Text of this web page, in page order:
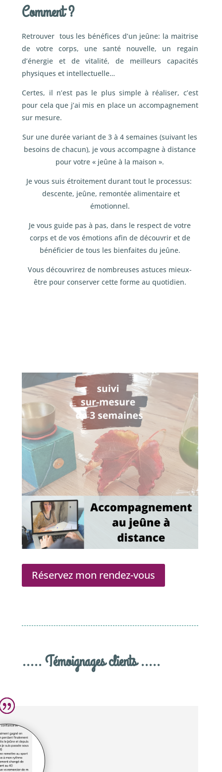
Comment ?
Retrouver tous les bénéfices d’un jeûne: la maitrise
de votre corps, une santé nouvelle, un regain
d’énergie et de vitalité, de meilleurs capacités
physiques et intellectuelle…
Certes, il n’est pas le plus simple à réaliser, c’est
pour cela que j’ai mis en place un accompagnement
sur mesure.
Sur une durée variant de 3 à 4 semaines (suivant les
besoins de chacun), je vous accompagne à distance
pour votre « jeûne à la maison ».
Je vous suis étroitement durant tout le processus:
descente, jeûne, remontée alimentaire et
émotionnel.
Je vous guide pas à pas, dans le respect de votre
corps et de vos émotions afin de découvrir et de
bénéficier de tous les bienfaites du jeûne.
Vous découvrirez de nombreuses astuces mieux-
être pour conserver cette forme au quotidien.
Réservez mon rendez-vous
..... Témoignages clients .....